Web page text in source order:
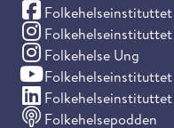
Folkehelseinstituttet
(Facebook)
Folkehelseinstituttet
(Instagram)
Folkehelse Ung
(Instagram)
Folkehelseinstituttet
(YouTube)
Folkehelseinstituttet
(LinkedIn)
Folkehelsepodden